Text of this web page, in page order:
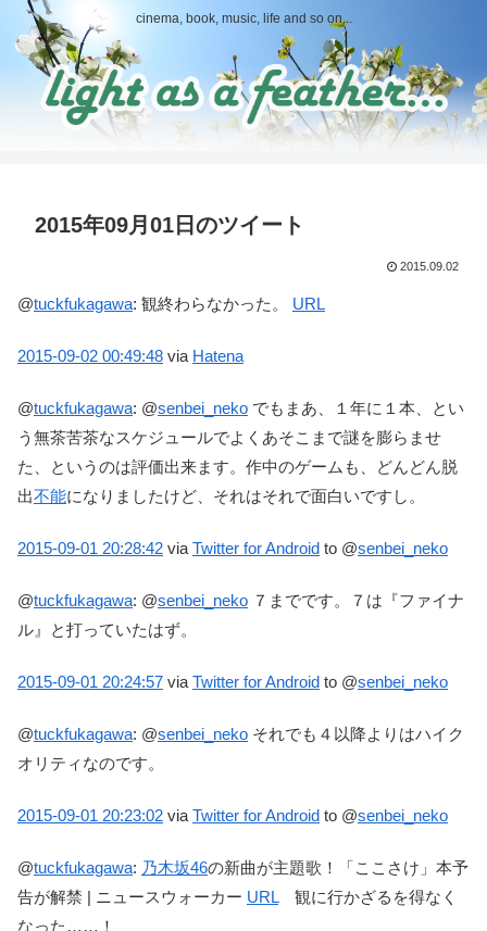
cinema, book, music, life and so on...
2015年09月01日のツイート
2015.09.02
@tuckfukagawa: 観終わらなかった。 URL
2015-09-02 00:49:48 via Hatena
@tuckfukagawa: @senbei_neko でもまあ、１年に１本、とい
う無茶苦茶なスケジュールでよくあそこまで謎を膨らませ
た、というのは評価出来ます。作中のゲームも、どんどん脱
出不能になりましたけど、それはそれで面白いですし。
2015-09-01 20:28:42 via Twitter for Android to @senbei_neko
@tuckfukagawa: @senbei_neko ７までです。７は『ファイナ
ル』と打っていたはず。
2015-09-01 20:24:57 via Twitter for Android to @senbei_neko
@tuckfukagawa: @senbei_neko それでも４以降よりはハイク
オリティなのです。
2015-09-01 20:23:02 via Twitter for Android to @senbei_neko
@tuckfukagawa: 乃木坂46の新曲が主題歌！「ここさけ」本予
告が解禁 | ニュースウォーカー URL観に行かざるを得なく
なった……！